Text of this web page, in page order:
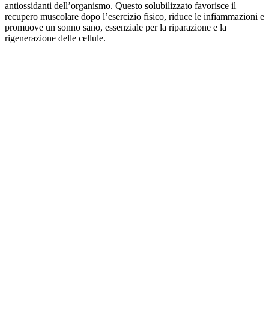
antiossidanti dell’organismo. Questo solubilizzato favorisce il
recupero muscolare dopo l’esercizio fisico, riduce le infiammazioni e
promuove un sonno sano, essenziale per la riparazione e la
rigenerazione delle cellule.